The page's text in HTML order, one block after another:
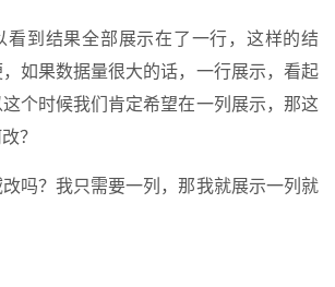
看到结果全部展示在了一行，这样的结
如果数据量很大的话，一行展示，看起
个时候我们肯定希望在一列展示，那这
？
吗？我只需要一列，那我就展示一列就